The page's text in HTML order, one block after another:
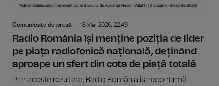
Comunicate de presă 18 Mai 2026, 22:49
Radio România își menține poziția de lider
pe piața radiofonică națională, deținând
aproape un sfert din cota de piață totală
Prin aceste rezultate, Radio România își reconfirmă